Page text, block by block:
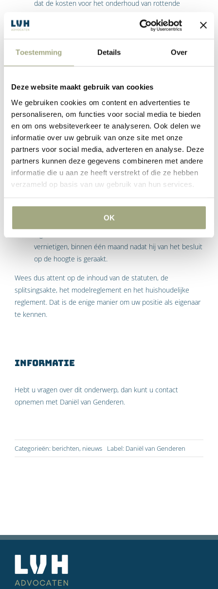
Toestemming Details Over
Deze website maakt gebruik van cookies
We gebruiken cookies om content en advertenties te
personaliseren, om functies voor social media te bieden
en om ons websiteverkeer te analyseren. Ook delen we
informatie over uw gebruik van onze site met onze
partners voor social media, adverteren en analyse. Deze
partners kunnen deze gegevens combineren met andere
informatie die u aan ze heeft verstrekt of die ze hebben
verzameld op basis van uw gebruik van hun services.
OK
dat de kosten voor het onderhoud van rottende
eigenaars, terwijl het modelreglement bepaalt dat deze
kosten worden gedragen door de gezamenlijke
eigenaars. Het besluit wordt dan geacht niet te
bestaan. Om te be­werk­stelligen dat de VvE geen
laten verklaren dat het besluit nietig is. Daarnaast kan
men de rechter een verbod laten opleggen tot
uitvoering van het besluit.
Is het besluit in strijd met het huishoudelijk reglement,
of genomen op een andere wijze dan statutair is
voorgeschreven, dan wel in strijd met de redelijkheid
en billijk­heid, dan is het besluitvernietigbaar.
Voorbeelden zijn gevallen waarin de leden niet op de
juiste manier zijn opgeroepen voor de vergadering, een
besluit dat niet met het vereiste aantal stemmen is
voor één of meer eigenaars. Een dwarsliggende
vernietigen, binnen één maand nadat hij van het besluit
op de hoogte is geraakt.
Wees dus attent op de inhoud van de statuten, de
splitsingsakte, het modelreglement en het huishoudelijke
reglement. Dat is de enige manier om uw positie als eigenaar
te kennen.
Informatie
Hebt u vragen over dit onderwerp, dan kunt u contact
opnemen met Daniël van Genderen.
Categorieën: berichten, nieuws Label: Daniël van Genderen